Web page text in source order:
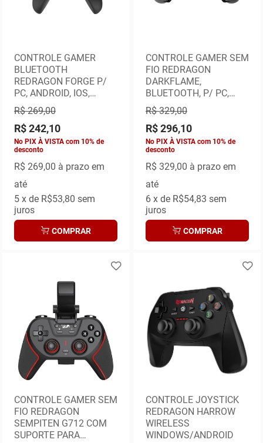
CONTROLE GAMER
BLUETOOTH
REDRAGON FORGE P/
PC, ANDROID, IOS,
SWITCH, PS3, PS4 -
PRETO
R$ 269,00
R$ 242,10
No PIX À VISTA com 10% de
desconto
R$ 269,00 à prazo em
até
5x de R$53,80 sem
juros
COMPRAR
CONTROLE GAMER SEM
FIO REDRAGON
DARKFLAME,
BLUETOOTH, P/ PC,
ANDROID, IOS, SWITCH,
PS3 E PS4
R$ 329,00
R$ 296,10
No PIX À VISTA com 10% de
desconto
R$ 329,00 à prazo em
até
6x de R$54,83 sem
juros
COMPRAR
CONTROLE GAMER SEM
FIO REDRAGON
SEMPITEN G712 COM
SUPORTE PARA
CONTROLE JOYSTICK
REDRAGON HARROW
WIRELESS
WINDOWS/ANDROID